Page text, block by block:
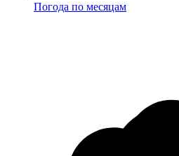
Погода по месяцам